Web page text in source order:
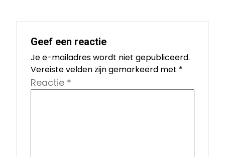
Geef een reactie
Je e-mailadres wordt niet gepubliceerd.
Vereiste velden zijn gemarkeerd met *
Reactie *